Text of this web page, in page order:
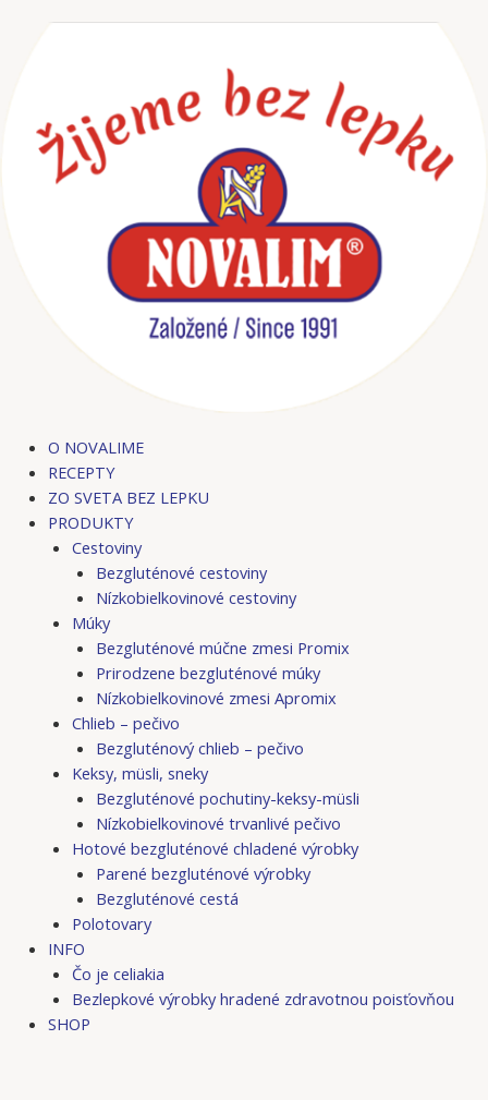
O NOVALIME
RECEPTY
ZO SVETA BEZ LEPKU
PRODUKTY
Cestoviny
Bezgluténové cestoviny
Nízkobielkovinové cestoviny
Múky
Bezgluténové múčne zmesi Promix
Prirodzene bezgluténové múky
Nízkobielkovinové zmesi Apromix
Chlieb – pečivo
Bezgluténový chlieb – pečivo
Keksy, müsli, sneky
Bezgluténové pochutiny-keksy-müsli
Nízkobielkovinové trvanlivé pečivo
Hotové bezgluténové chladené výrobky
Parené bezgluténové výrobky
Bezgluténové cestá
Polotovary
INFO
Čo je celiakia
Bezlepkové výrobky hradené zdravotnou poisťovňou
SHOP